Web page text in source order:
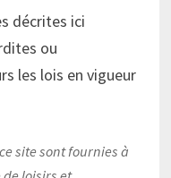
décrites ici
ou
les lois en vigueur
site sont fournies à